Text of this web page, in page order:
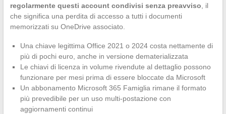
regolarmente questi account condivisi senza preavviso, il
che significa una perdita di accesso a tutti i documenti
memorizzati su OneDrive associato.
Una chiave legittima Office 2021 o 2024 costa nettamente di
più di pochi euro, anche in versione dematerializzata
Le chiavi di licenza in volume rivendute al dettaglio possono
funzionare per mesi prima di essere bloccate da Microsoft
Un abbonamento Microsoft 365 Famiglia rimane il formato
più prevedibile per un uso multi-postazione con
aggiornamenti continui